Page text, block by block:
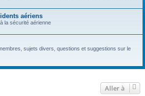
e
aériens
la sécurité aérienne
sujets divers, questions et suggestions sur le
Aller à